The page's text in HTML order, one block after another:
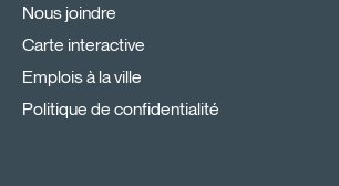
Nous joindre
Carte interactive
Emplois à la ville
Politique de confidentialité